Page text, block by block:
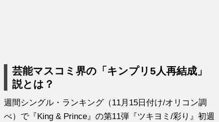
芸能マスコミ界の「キンプリ5人再結成」
説とは？
週間シングル・ランキング（11月15日付け/オリコン調
べ）で『King & Prince』の第11弾『ツキヨミ/彩り』初週